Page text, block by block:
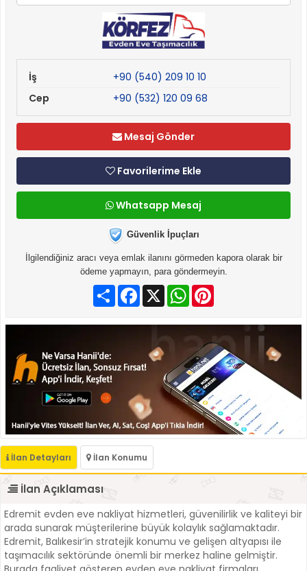
İş
+90 (540) 209 10 10
Cep
+90 (532) 120 09 68
Mesaj Gönder
Favorilerime Ekle
Whatsapp Mesaj
Güvenlik İpuçları
İlgilendiğiniz aracı veya emlak ilanını görmeden kapora olarak bir
ödeme yapmayın, para göndermeyin.
PaylaşFacebook
X WhatsApp
İlan Detayları İlan Konumu
İlan Açıklaması
Edremit evden eve nakliyat hizmetleri, güvenilirlik ve kaliteyi bir
arada sunarak müşterilerine büyük kolaylık sağlamaktadır.
Edremit, Balıkesir’in stratejik konumu ve gelişen altyapısı ile
taşımacılık sektöründe önemli bir merkez haline gelmiştir.